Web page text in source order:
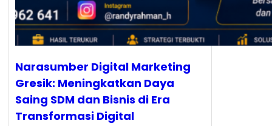
Narasumber Digital Marketing
Gresik: Meningkatkan Daya
Saing SDM dan Bisnis di Era
Transformasi Digital